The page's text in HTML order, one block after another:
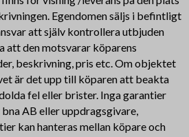
Egendomen säljs i befintligt
att själv kontrollera utbjuden
att den motsvarar köparens
beskrivning, pris etc. Om objektet
är det upp till köparen att beakta
fel eller brister. Inga garantier
AB eller uppdragsgivare,
kan hanteras mellan köpare och